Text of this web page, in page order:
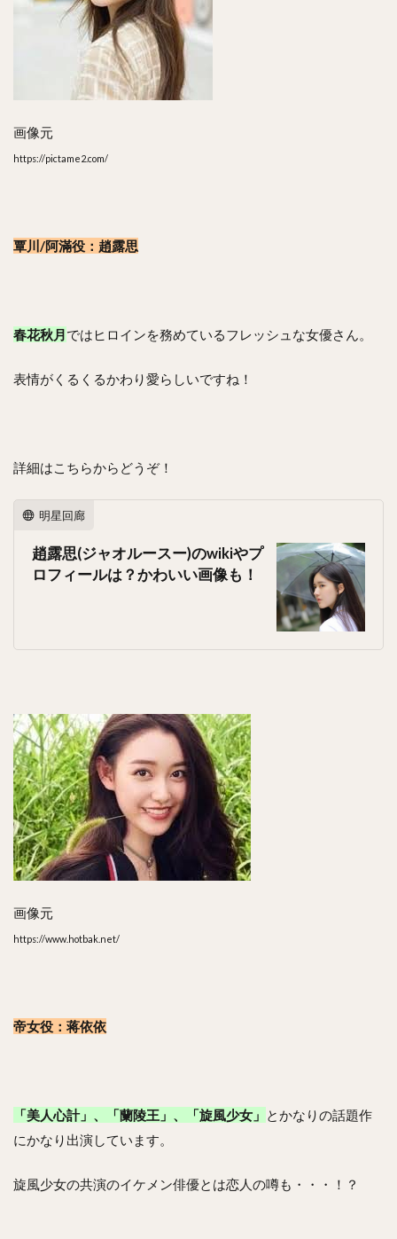
画像元
https://pictame2.com/
覃川/阿滿役：趙露思
春花秋月ではヒロインを務めているフレッシュな女優さん。
表情がくるくるかわり愛らしいですね！
詳細はこちらからどうぞ！
明星回廊
趙露思(ジャオルースー)のwikiやプ
ロフィールは？かわいい画像も！
画像元
https://www.hotbak.net/
帝女役：蒋依依
「美人心計」、「蘭陵王」、「旋風少女」 とかなりの話題作
にかなり出演しています。
旋風少女の共演のイケメン俳優とは恋人の噂も・・・！？